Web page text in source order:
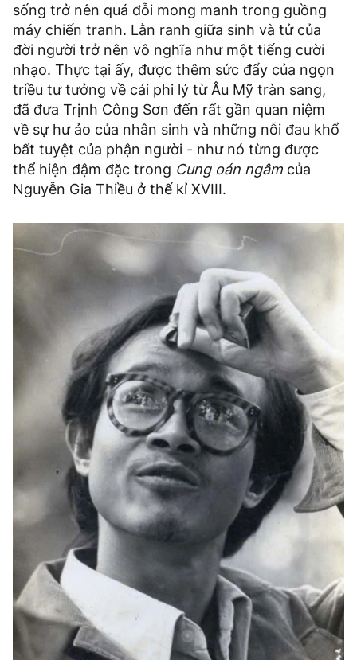
sống trở nên quá đỗi mong manh trong guồng
máy chiến tranh. Lằn ranh giữa sinh và tử của
đời người trở nên vô nghĩa như một tiếng cười
nhạo. Thực tại ấy, được thêm sức đẩy của ngọn
triều tư tưởng về cái phi lý từ Âu Mỹ tràn sang,
đã đưa Trịnh Công Sơn đến rất gần quan niệm
về sự hư ảo của nhân sinh và những nỗi đau khổ
bất tuyệt của phận người - như nó từng được
thể hiện đậm đặc trong Cung oán ngâm của
Nguyễn Gia Thiều ở thế kỉ XVIII.